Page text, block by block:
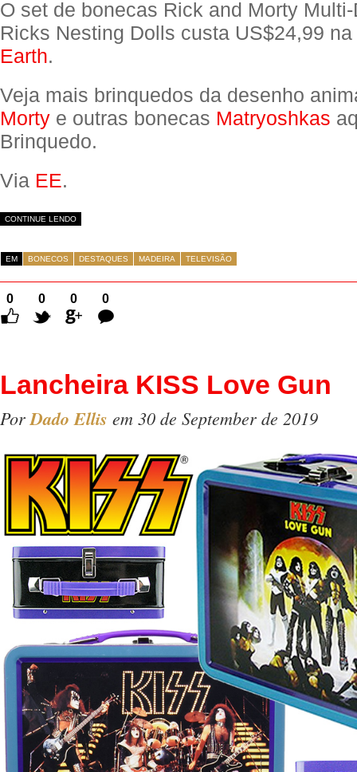
O set de bonecas Rick and Morty
Ricks Nesting Dolls custa US$24,99 na
Earth.
Veja mais brinquedos da desenho
Morty e outras bonecas Matryoshkas
Brinquedo.
Via EE.
CONTINUE LENDO
EM BONECOS DESTAQUES MADEIRA TELEVISÃO
0 0 0
0
Comentários
Lancheira KISS Love Gun
PorDado Ellis em 30 de September de 2019